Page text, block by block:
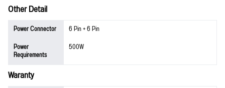
Other Detail
Power Connector
6 Pin + 6 Pin
Power
Requirements
500W
Waranty